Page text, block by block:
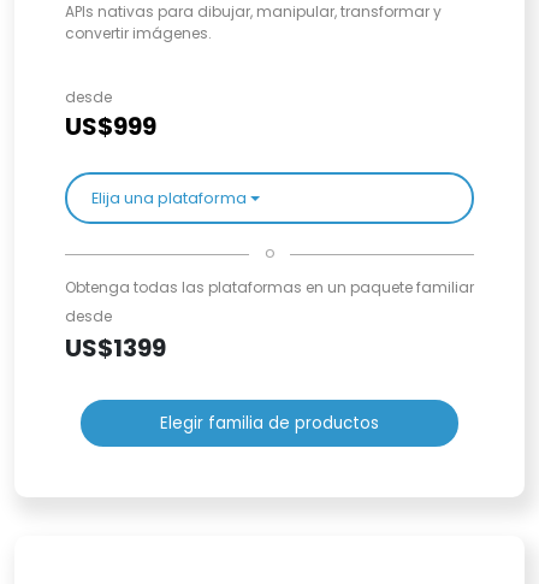
APIs nativas para dibujar, manipular, transformar y
convertir imágenes.
desde
US$999
Elija una plataforma
o
Obtenga todas las plataformas en un paquete familiar
desde
US$1399
Elegir familia de productos